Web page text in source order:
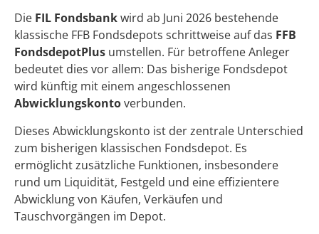
Die FIL Fondsbankwird ab Juni 2026 bestehende
klassische FFB Fondsdepots schrittweise auf das FFB
FondsdepotPlus umstellen. Für betroffene Anleger
bedeutet dies vor allem: Das bisherige Fondsdepot
wird künftig mit einem angeschlossenen
Abwicklungskontoverbunden.
Dieses Abwicklungskonto ist der zentrale Unterschied
zum bisherigen klassischen Fondsdepot. Es
ermöglicht zusätzliche Funktionen, insbesondere
rund um Liquidität, Festgeld und eine effizientere
Abwicklung von Käufen, Verkäufen und
Tauschvorgängen im Depot.